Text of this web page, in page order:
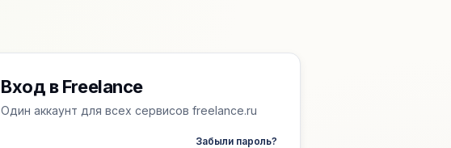
Вход в Freelance
Один аккаунт для всех сервисов freelance.ru
Забыли пароль?